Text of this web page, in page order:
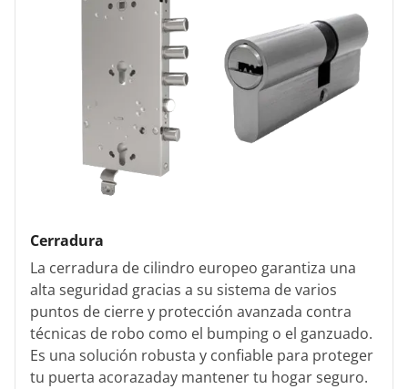
Cerradura
La cerradura de cilindro europeo garantiza una
alta seguridad gracias a su sistema de varios
puntos de cierre y protección avanzada contra
técnicas de robo como el bumping o el ganzuado.
Es una solución robusta y confiable para proteger
tu puerta acorazaday mantener tu hogar seguro.